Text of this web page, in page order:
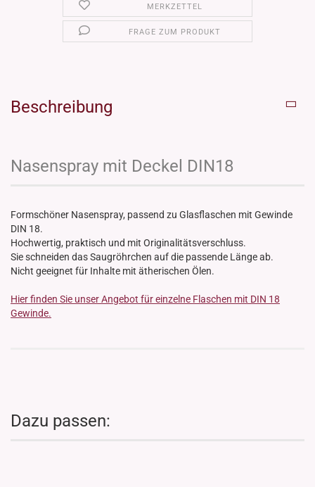
MERKZETTEL
FRAGE ZUM PRODUKT
Beschreibung
Nasenspray mit Deckel DIN18
Formschöner Nasenspray, passend zu Glasflaschen mit Gewinde
DIN 18.
Hochwertig, praktisch und mit Originalitätsverschluss.
Sie schneiden das Saugröhrchen auf die passende Länge ab.
Nicht geeignet für Inhalte mit ätherischen Ölen.
Hier finden Sie unser Angebot für einzelne Flaschen mit DIN 18
Gewinde.
Dazu passen: